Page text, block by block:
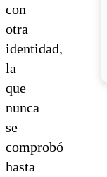
con
otra
identidad,
la
que
nunca
se
comprobó
hasta